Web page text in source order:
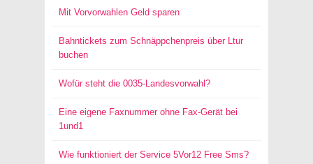
Mit Vorvorwahlen Geld sparen
Bahntickets zum Schnäppchenpreis über Ltur
buchen
Wofür steht die 0035-Landesvorwahl?
Eine eigene Faxnummer ohne Fax-Gerät bei
1und1
Wie funktioniert der Service 5Vor12 Free Sms?